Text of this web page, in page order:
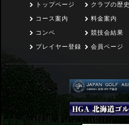
トップページ
コース案内
コンペ
プレイヤー登録
クラブの歴史
料金案内
競技会結果
会員ページ